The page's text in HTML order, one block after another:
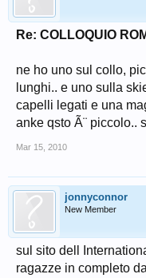
Re: COLLOQUIO
ne ho uno sul collo,
lunghi.. e uno sulla
capelli legati e una
anke qsto Ã¨ piccolo..
Mar 15, 2010
jonnyconnor
New Member
sul sito dell
ragazze in completo